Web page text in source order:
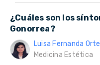
¿Cuáles son los
Gonorrea?
Luisa Fernanda
Medicina Estética